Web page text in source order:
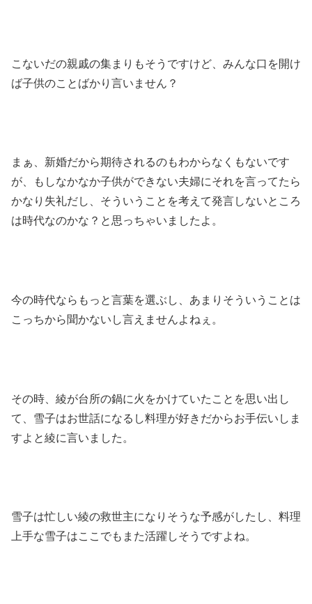
こないだの親戚の集まりもそうですけど、みんな口を開け
ば子供のことばかり言いません？
まぁ、新婚だから期待されるのもわからなくもないです
が、もしなかなか子供ができない夫婦にそれを言ってたら
かなり失礼だし、そういうことを考えて発言しないところ
は時代なのかな？と思っちゃいましたよ。
今の時代ならもっと言葉を選ぶし、あまりそういうことは
こっちから聞かないし言えませんよねぇ。
その時、綾が台所の鍋に火をかけていたことを思い出し
て、雪子はお世話になるし料理が好きだからお手伝いしま
すよと綾に言いました。
雪子は忙しい綾の救世主になりそうな予感がしたし、料理
上手な雪子はここでもまた活躍しそうですよね。